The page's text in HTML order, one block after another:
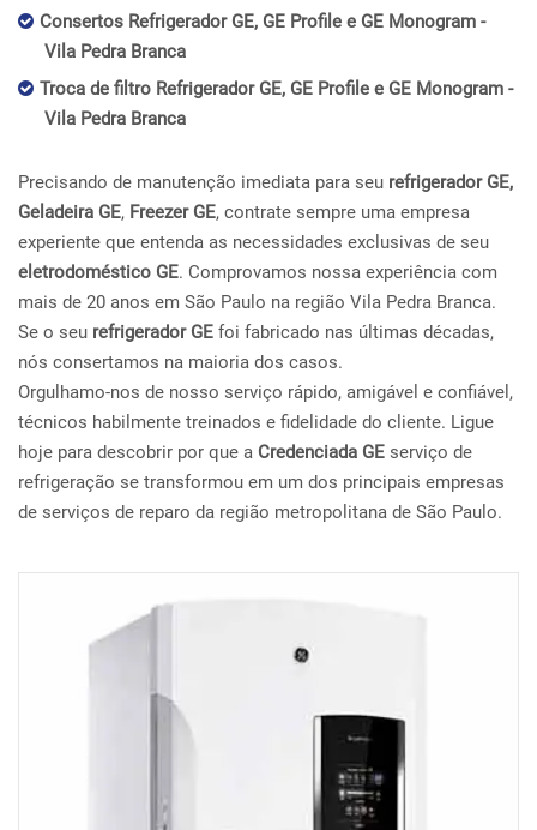
Consertos Refrigerador GE, GE Profile e GE Monogram -
Vila Pedra Branca
Troca de filtro Refrigerador GE, GE Profile e GE Monogram -
Vila Pedra Branca
Precisando de manutenção imediata para seu refrigerador GE,
Geladeira GE, Freezer GE, contrate sempre uma empresa
experiente que entenda as necessidades exclusivas de seu
eletrodoméstico GE. Comprovamos nossa experiência com
mais de 20 anos em São Paulo na região Vila Pedra Branca.
Se o seu refrigerador GE foi fabricado nas últimas décadas,
nós consertamos na maioria dos casos.
Orgulhamo-nos de nosso serviço rápido, amigável e confiável,
técnicos habilmente treinados e fidelidade do cliente. Ligue
hoje para descobrir por que a Credenciada GE serviço de
refrigeração se transformou em um dos principais empresas
de serviços de reparo da região metropolitana de São Paulo.